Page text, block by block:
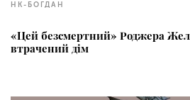
НК-БОГДАН
«Цей безсмертний» Роджера
втрачений дім